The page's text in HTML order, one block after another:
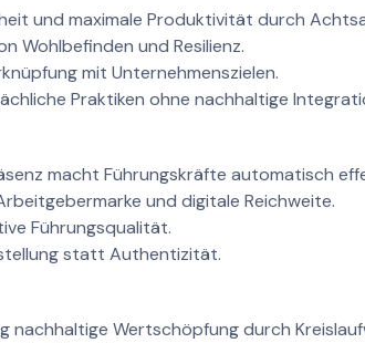
und maximale Produktivität durch
Wohlbefinden und Resilienz.
mit Unternehmenszielen.
Praktiken ohne nachhaltige
macht Führungskräfte automatisch
und digitale Reichweite.
Führungsqualität.
statt Authentizität.
nachhaltige Wertschöpfung durch